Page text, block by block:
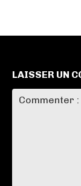
LAISSER UN